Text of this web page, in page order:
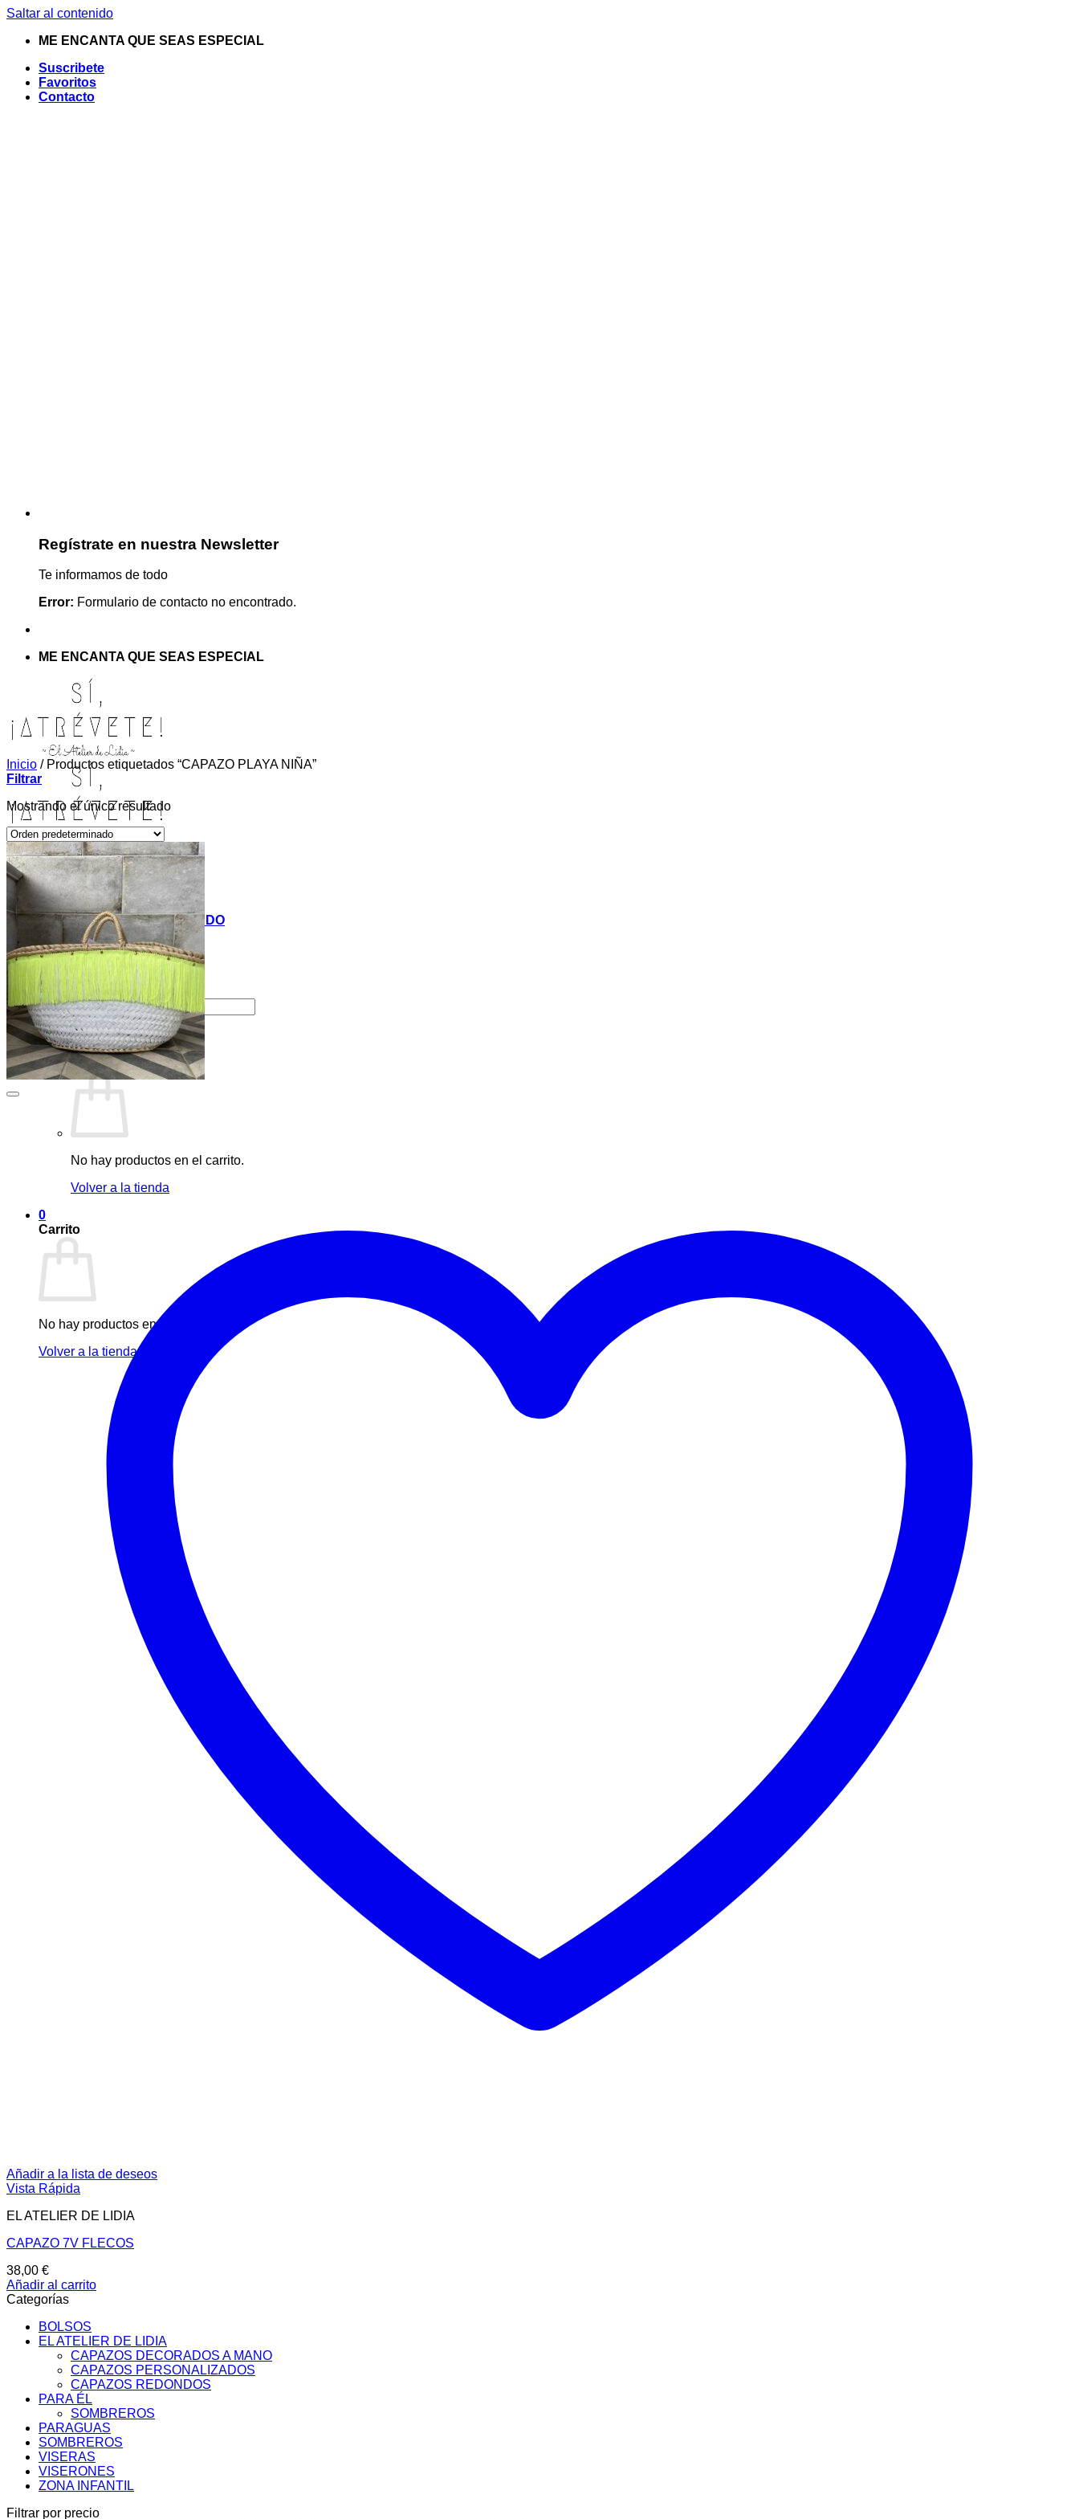
Saltar al contenido
ME ENCANTA QUE SEAS ESPECIAL
Suscribete
Favoritos
Contacto
Regístrate en nuestra Newsletter
Te informamos de todo
Error: Formulario de contacto no encontrado.
ME ENCANTA QUE SEAS ESPECIAL
INICIO
TIENDA
MIS COSITAS POR EL MUNDO
EL COMIENZO
BLOG
PAGOS
CONTACTO
Buscar por:
Acceder / Registrarse
Carrito / 0,00 € 0
No hay productos en el carrito.
Volver a la tienda
0
Carrito
No hay productos en el carrito.
Volver a la tienda
Inicio /Productos etiquetados “CAPAZO PLAYA NIÑA”
Filtrar
Mostrando el único resultado
Añadir a la lista de deseos
Vista Rápida
EL ATELIER DE LIDIA
CAPAZO 7V FLECOS
38,00 €
Añadir al carrito
Categorías
BOLSOS
EL ATELIER DE LIDIA
CAPAZOS DECORADOS A MANO
CAPAZOS PERSONALIZADOS
CAPAZOS REDONDOS
PARA ÉL
SOMBREROS
PARAGUAS
SOMBREROS
VISERAS
VISERONES
ZONA INFANTIL
Filtrar por precio